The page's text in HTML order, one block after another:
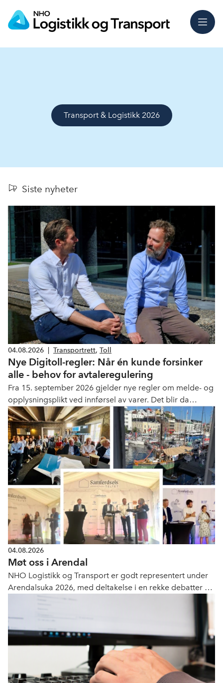
Meny
Transport & Logistikk 2026
Siste nyheter
04.08.2026 Transportrett, Toll
Nye Digitoll-regler: Når én kunde forsinker
alle - behov for avtaleregulering
Fra 15. september 2026 gjelder nye regler om melde- og
opplysningsplikt ved innførsel av varer. Det blir da
obligatorisk å levere opplysningene digitalt før eller
senest ved ankomst.
04.08.2026
Møt oss i Arendal
NHO Logistikk og Transport er godt representert under
Arendalsuka 2026, med deltakelse i en rekke debatter og
faglige samtaler.